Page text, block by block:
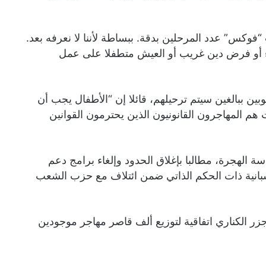
عدد المرحلين بدقة. ببساطة لأننا لا نعرفه بعد.
أو فرض دين غريب أو العيش متطفلا على عمل
ببالغين سيتم ترحيلهم، قائلا إن “الأطفال يجب أن
المهاجرون القانونيون الذين يحترمون القوانين
مطالبا بإغلاق الحدود وإلغاء برامج دعم
ذات الحكم الذاتي ضمن ائتلاف مع حزب الشعب
الكناري اتفاقية لتوزيع ألف قاصر مهاجر موجودين